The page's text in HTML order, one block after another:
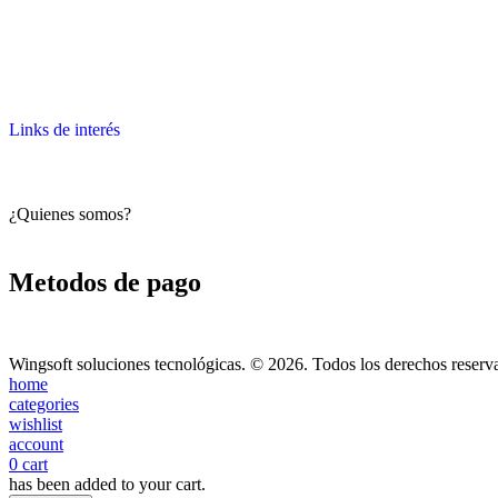
Links de interés
¿Quienes somos?
Metodos de pago
Wingsoft soluciones tecnológicas. © 2026. Todos los derechos
home
categories
wishlist
account
0 cart
has been added to your cart.